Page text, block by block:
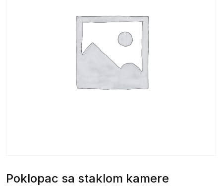
Poklopac sa staklom kamere